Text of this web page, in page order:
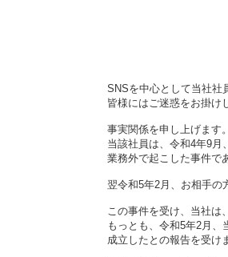
SNSを中心として当社社
皆様にはご迷惑をお掛け
事実関係を申し上げます。
当該社員は、令和4年9月
業務外で起こした事件で
翌令和5年2月、お相手の
この事件を受け、当社は
もっとも、令和5年2月
成立したとの報告を受け